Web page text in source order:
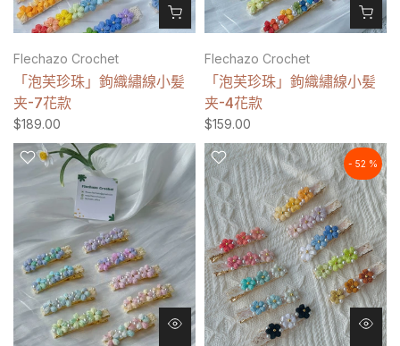
Flechazo Crochet
「泡芙珍珠」鉤織繡線小髪
夹-7花款
$189.00
Flechazo Crochet
「泡芙珍珠」鉤織繡線小髪
夹-4花款
$159.00
- 52 %